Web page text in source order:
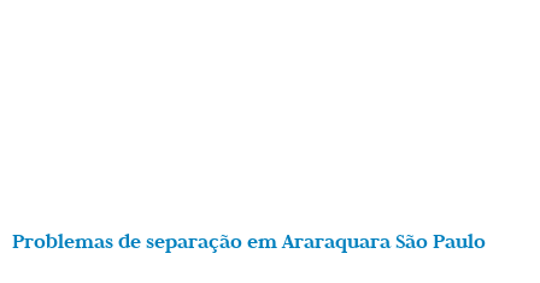
Problemas de separação em Araraquara São Paulo